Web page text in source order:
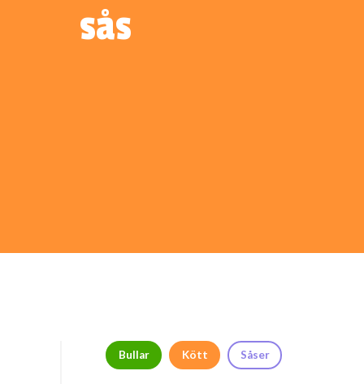
sås
Bullar Kött Såser